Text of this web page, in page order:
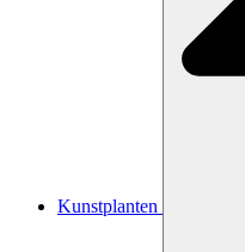
Kunstplanten